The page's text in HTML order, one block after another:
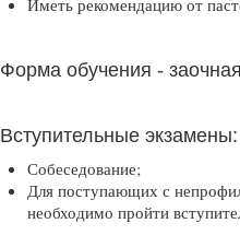
Форма обучения -
Вступительные экзамены:
Собеседование;
Для поступающих с
необходимо пройти